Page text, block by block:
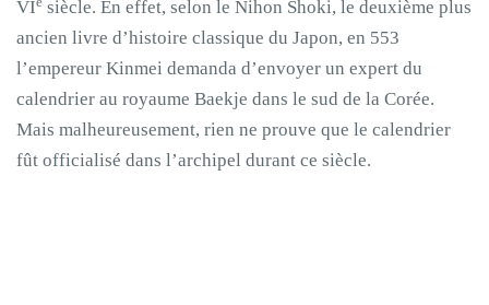
VI siècle. En effet, selon le Nihon Shoki, le deuxième plus
ancien livre d’histoire classique du Japon, en 553
l’empereur Kinmei demanda d’envoyer un expert du
calendrier au royaume Baekje dans le sud de la Corée.
Mais malheureusement, rien ne prouve que le calendrier
fût officialisé dans l’archipel durant ce siècle.